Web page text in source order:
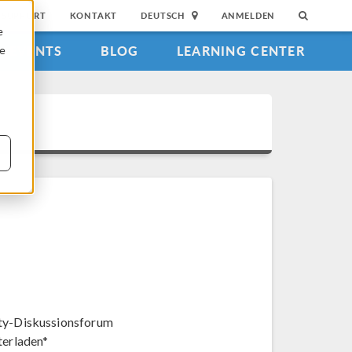
SUPPORT KONTAKT DEUTSCH ANMELDEN
EVENTS BLOG LEARNING CENTER
Diskussionsforum